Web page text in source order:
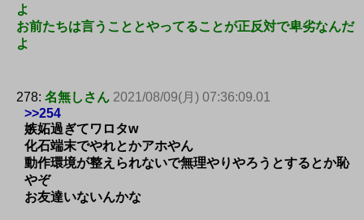
よ
お前たちは言うこととやってることが正反対で卑劣なんだ
よ
278: 名無しさん 2021/08/09(月) 07:36:09.01
>>254
嫉妬過ぎてワロタw
化石端末でやれとかアホやん
動作環境が整えられないで無理やりやろうとするとか恥
やぞ
お友達いないんかな